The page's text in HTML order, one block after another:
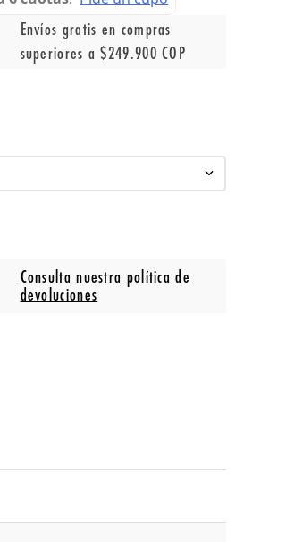
Envíos gratis en compras
superiores a $249.900 COP
Consulta nuestra política de
devoluciones